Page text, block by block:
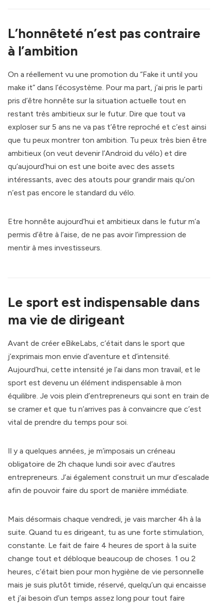
L’honnêteté n’est pas contraire
à l’ambition
On a réellement vu une promotion du “Fake it until you
make it” dans l’écosystème. Pour ma part, j’ai pris le parti
pris d’être honnête sur la situation actuelle tout en
restant très ambitieux sur le futur. Dire que tout va
exploser sur 5 ans ne va pas t’être reproché et c’est ainsi
que tu peux montrer ton ambition. Tu peux très bien être
ambitieux (on veut devenir l’Android du vélo) et dire
qu’aujourd’hui on est une boite avec des assets
intéressants, avec des atouts pour grandir mais qu’on
n’est pas encore le standard du vélo.
Etre honnête aujourd’hui et ambitieux dans le futur m’a
permis d’être à l’aise, de ne pas avoir l’impression de
mentir à mes investisseurs.
Le sport est indispensable dans
ma vie de dirigeant
Avant de créer eBikeLabs, c’était dans le sport que
j’exprimais mon envie d’aventure et d’intensité.
Aujourd’hui, cette intensité je l’ai dans mon travail, et le
sport est devenu un élément indispensable à mon
équilibre. Je vois plein d’entrepreneurs qui sont en train de
se cramer et que tu n’arrives pas à convaincre que c’est
vital de prendre du temps pour soi.
Il y a quelques années, je m’imposais un créneau
obligatoire de 2h chaque lundi soir avec d’autres
entrepreneurs. J’ai également construit un mur d’escalade
afin de pouvoir faire du sport de manière immédiate.
Mais désormais chaque vendredi, je vais marcher 4h à la
suite. Quand tu es dirigeant, tu as une forte stimulation,
constante. Le fait de faire 4 heures de sport à la suite
change tout et débloque beaucoup de choses. 1 ou 2
heures, c’était bien pour mon hygiène de vie personnelle
mais je suis plutôt timide, réservé, quelqu’un qui encaisse
et j’ai besoin d’un temps assez long pour tout faire